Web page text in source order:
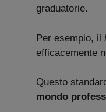
graduatorie.
Per esempio, il
efficacemente
Questo
mondo